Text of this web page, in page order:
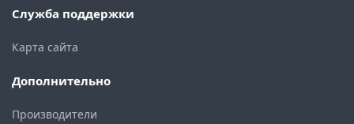
Служба поддержки
Карта сайта
Дополнительно
Производители